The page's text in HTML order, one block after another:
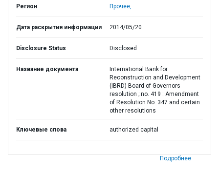
Регион Прочее,
Дата раскрытия информации 2014/05/20
Disclosure Status Disclosed
Название документа
International Bank for
Reconstruction and Development
(IBRD) Board of Governors
resolution ; no. 419 : Amendment
of Resolution No. 347 and certain
other resolutions
Ключевые слова authorized capital
Подробнее